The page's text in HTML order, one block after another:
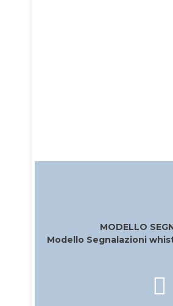
MODELLO
Modello Segnalazioni